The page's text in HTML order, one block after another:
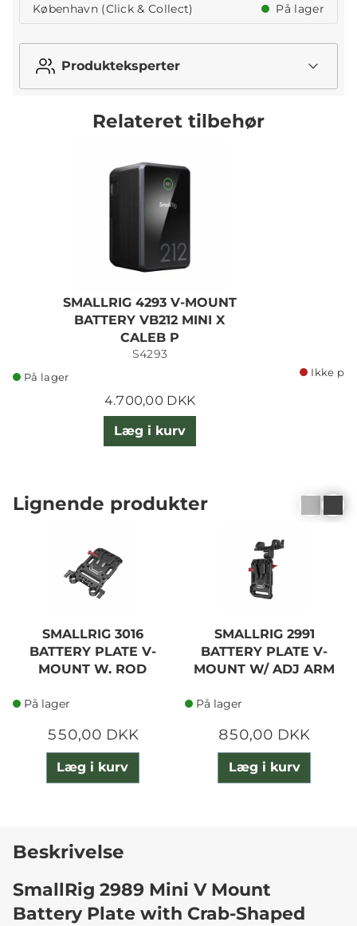
København (Click & Collect)
På lager
Produkteksperter
Relateret tilbehør
SMALLRIG 4293 V-MOUNT
BATTERY VB212 MINI X
CALEB P
S4293
På lager
4.700,00 DKK
Læg i kurv
Ikke på
Lignende produkter
SMALLRIG 3016
BATTERY PLATE V-
MOUNT W. ROD
På lager
550,00 DKK
Læg i kurv
SMALLRIG 2991
BATTERY PLATE V-
MOUNT W/ ADJ ARM
På lager
850,00 DKK
Læg i kurv
Beskrivelse
SmallRig 2989 Mini V Mount
Battery Plate with Crab-Shaped